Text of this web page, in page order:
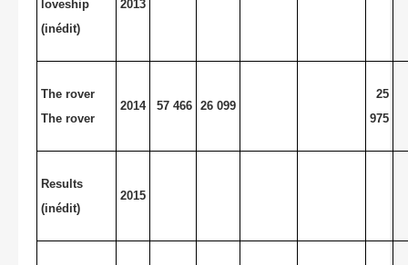
loveship
(inédit)
2013
The rover
The rover
2014 57 466 26 099
25
975
Results
(inédit)
2015